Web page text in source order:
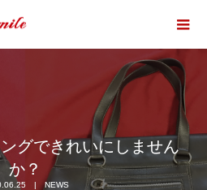
グできれいにしません
か？
NEWS